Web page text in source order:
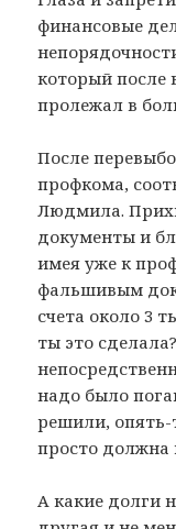
финансовые
который после
пролежал в
После
профкома,
Людмила.
документы и
имея уже к
фальшивым
счета около 3
ты это
надо было
решили,
просто должна
А какие долги